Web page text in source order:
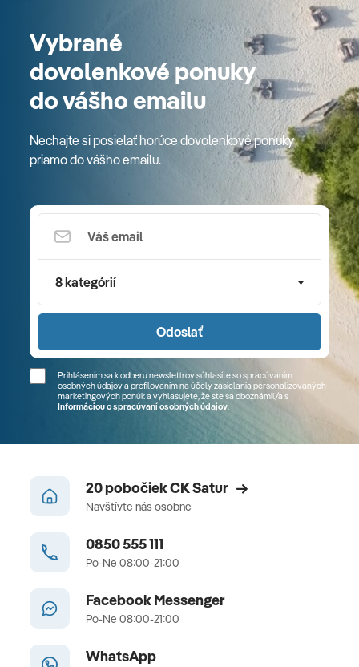
Vybrané
dovolenkové ponuky
do vášho emailu
Nechajte si posielať horúce dovolenkové ponuky
priamo do vášho emailu.
8 kategórií
Odoslať
Prihlásením sa k odberu newslettrov súhlasíte so spracúvaním
osobných údajov a profilovaním na účely zasielania personalizovaných
marketingových ponúk a vyhlasujete, že ste sa oboznámil/a s
Informáciou o spracúvaní osobných údajov.
20 pobočiek CK Satur
Navštívte nás osobne
0850 555 111
Po-Ne 08:00-21:00
Facebook Messenger
Po-Ne 08:00-21:00
WhatsApp